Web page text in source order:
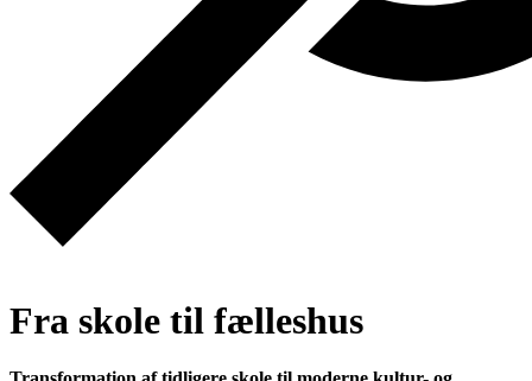
Fra skole til fælleshus